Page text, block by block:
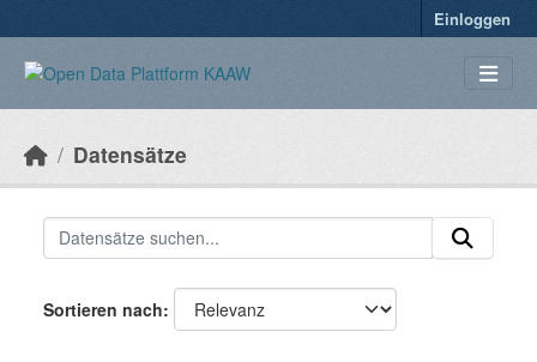
Einloggen
Datensätze
Sortieren nach